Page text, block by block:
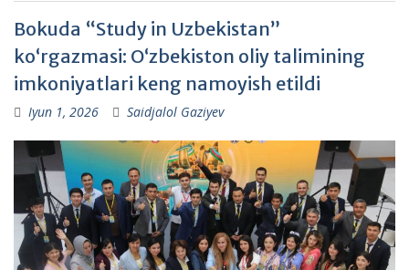
Bokuda “Study in Uzbekistan”
ko‘rgazmasi: O‘zbekiston oliy talimining
imkoniyatlari keng namoyish etildi
Iyun 1, 2026 Saidjalol Gaziyev